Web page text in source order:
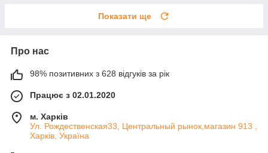
Показати ще
Про нас
98% позитивних з 628 відгуків за рік
Працює з 02.01.2020
м. Харків
Ул. Рождественская33, Центральный рынок,магазин 913 ,
Харків, Україна